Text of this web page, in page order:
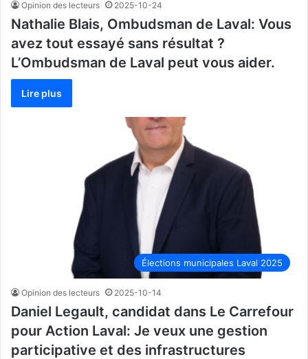
Opinion des lecteurs 2025-10-24
Nathalie Blais, Ombudsman de Laval: Vous
avez tout essayé sans résultat ?
L’Ombudsman de Laval peut vous aider.
Lire plus
Élections municipales Laval 2025
Opinion des lecteurs 2025-10-14
Daniel Legault, candidat dans Le Carrefour
pour Action Laval: Je veux une gestion
participative et des infrastructures